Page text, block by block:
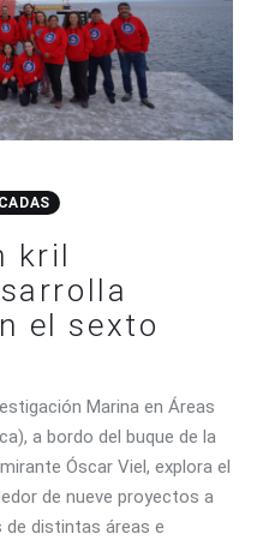
kril
el sexto
Marina en Áreas
a bordo del buque de la
Óscar Viel, explora el
de nueve proyectos a
distintas áreas e